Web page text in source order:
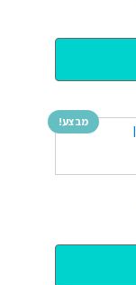
מבצע!